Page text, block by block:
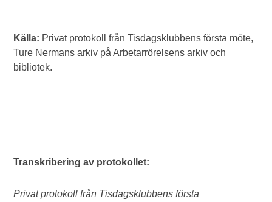
Källa: Privat protokoll från Tisdagsklubbens första möte,
Ture Nermans arkiv på Arbetarrörelsens arkiv och
bibliotek.
Transkribering av protokollet:
Privat protokoll från Tisdagsklubbens första